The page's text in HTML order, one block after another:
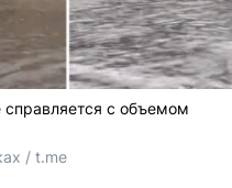
справляется с объемом
/ t.me